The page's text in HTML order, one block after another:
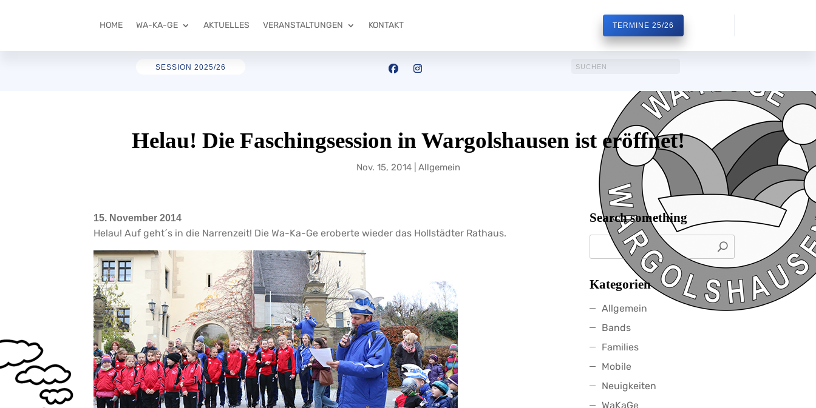
HOME WA-KA-GE AKTUELLES VERANSTALTUNGEN KONTAKT TERMINE 25/26
SESSION 2025/26
Helau! Die Faschingsession in Wargolshausen ist eröffnet!
Nov. 15, 2014| Allgemein
15. November 2014
Helau! Auf geht´s in die Narrenzeit! Die Wa-Ka-Ge eroberte wieder das Hollstädter Rathaus.
Search something
Kategorien
Allgemein
Bands
Families
Mobile
Neuigkeiten
WaKaGe